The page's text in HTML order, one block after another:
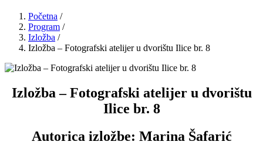
Početna /
Program /
Izložba /
Izložba – Fotografski atelijer u dvorištu Ilice br. 8
Izložba – Fotografski atelijer u dvorištu
Ilice br. 8
Autorica izložbe: Marina Šafarić